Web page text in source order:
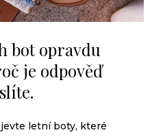
bot opravdu
je odpověď
letní boty, které